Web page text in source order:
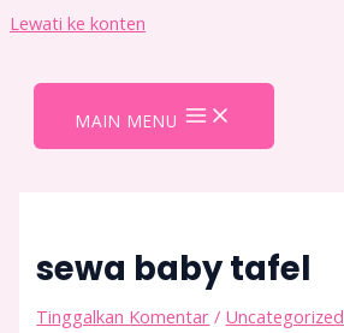
Lewati ke konten
MAIN MENU
sewa baby tafel
Tinggalkan Komentar / Uncategorized